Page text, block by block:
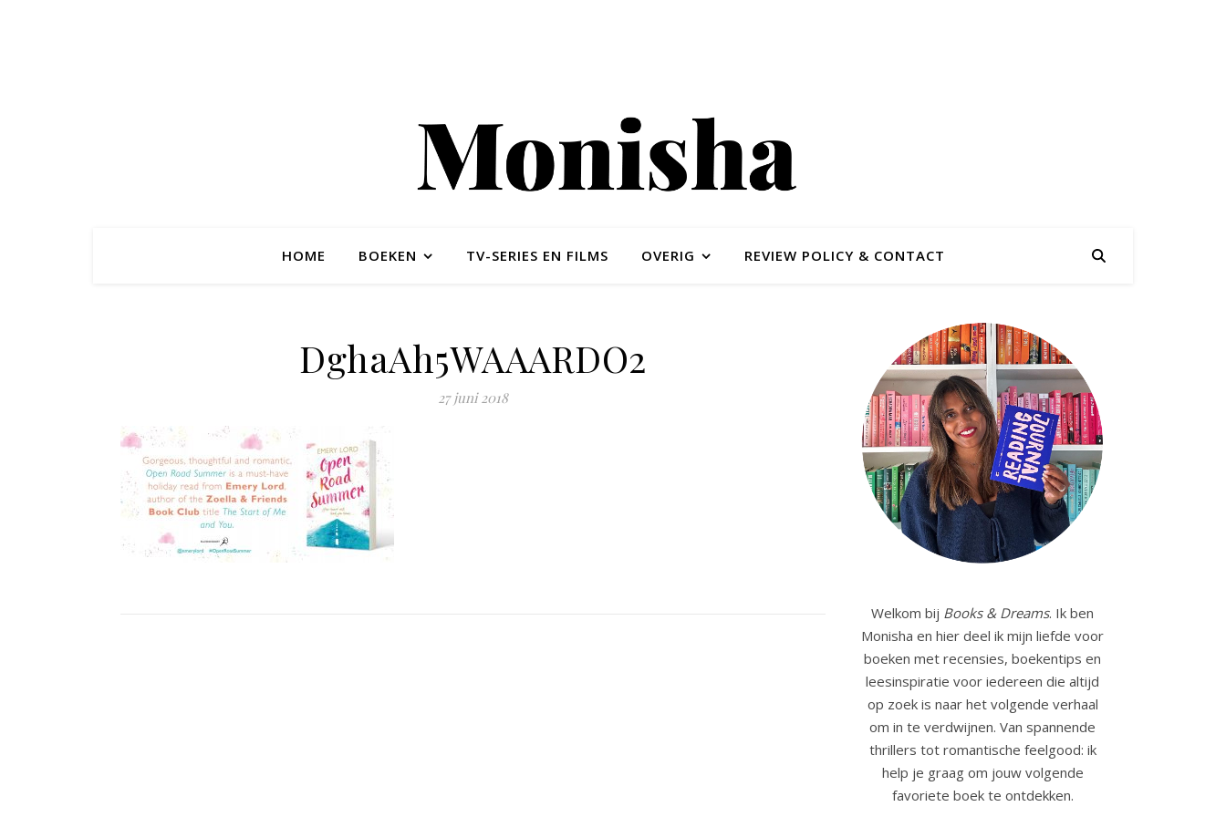
HOME BOEKEN TV-SERIES EN FILMS OVERIG REVIEW POLICY & CONTACT
DghaAh5WAAARDO2
27 juni 2018
Welkom bij Books & Dreams. Ik ben
Monisha en hier deel ik mijn liefde voor
boeken met recensies, boekentips en
leesinspiratie voor iedereen die altijd
op zoek is naar het volgende verhaal
om in te verdwijnen. Van spannende
thrillers tot romantische feelgood: ik
help je graag om jouw volgende
favoriete boek te ontdekken.